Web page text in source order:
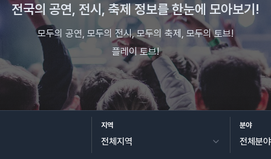
전국의 공연, 전시, 축제 정보를 한눈에 모아보기!
모두의 공연, 모두의 전시, 모두의 축제, 모두의 토브!
플레이 토브!
지역 분야